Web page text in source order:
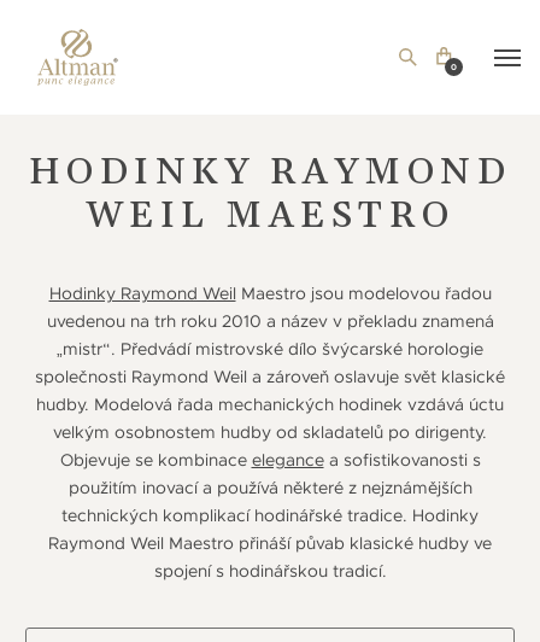
0
HODINKY RAYMOND
WEIL MAESTRO
Hodinky Raymond Weil Maestro jsou modelovou řadou
uvedenou na trh roku 2010 a název v překladu znamená
„mistr“. Předvádí mistrovské dílo švýcarské horologie
společnosti Raymond Weil a zároveň oslavuje svět klasické
hudby. Modelová řada mechanických hodinek vzdává úctu
velkým osobnostem hudby od skladatelů po dirigenty.
Objevuje se kombinace elegancea sofistikovanosti s
použitím inovací a používá některé z nejznámějších
technických komplikací hodinářské tradice. Hodinky
Raymond Weil Maestro přináší půvab klasické hudby ve
spojení s hodinářskou tradicí.